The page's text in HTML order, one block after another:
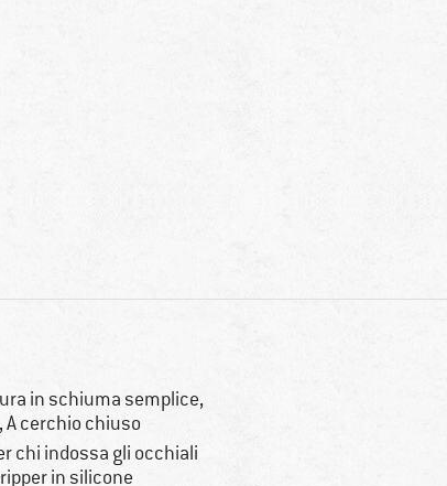
in schiuma semplice,
A cerchio chiuso
chi indossa gli occhiali
in silicone